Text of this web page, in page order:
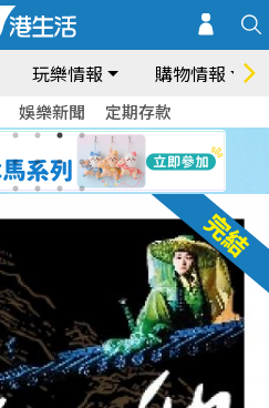
玩樂情報 購物情報
娛樂新聞 定期存款